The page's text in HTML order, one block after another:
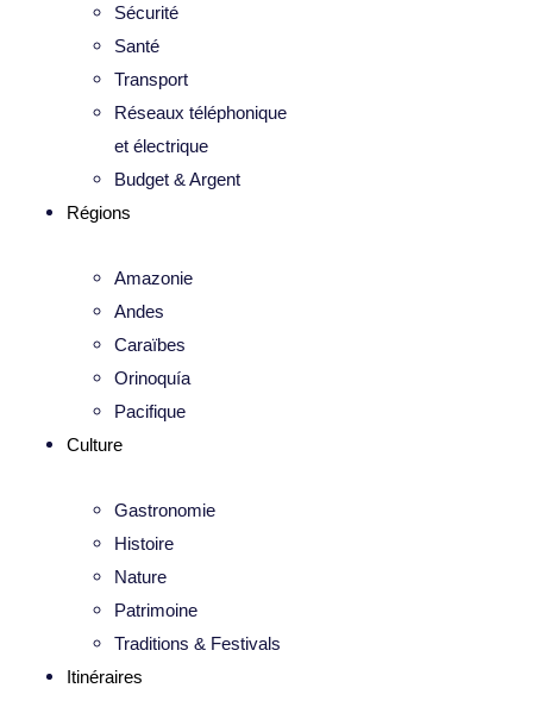
Sécurité
Santé
Transport
Réseaux téléphonique
et électrique
Budget & Argent
Régions
Amazonie
Andes
Caraïbes
Orinoquía
Pacifique
Culture
Gastronomie
Histoire
Nature
Patrimoine
Traditions & Festivals
Itinéraires